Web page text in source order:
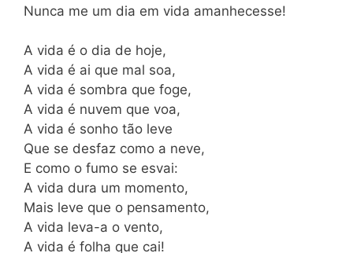
Nunca me um dia em vida amanhecesse!
A vida é o dia de hoje,
A vida é ai que mal soa,
A vida é sombra que foge,
A vida é nuvem que voa,
A vida é sonho tão leve
Que se desfaz como a neve,
E como o fumo se esvai:
A vida dura um momento,
Mais leve que o pensamento,
A vida leva-a o vento,
A vida é folha que cai!